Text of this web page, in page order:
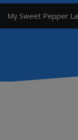
Navigation
de
My Sweet Pepper